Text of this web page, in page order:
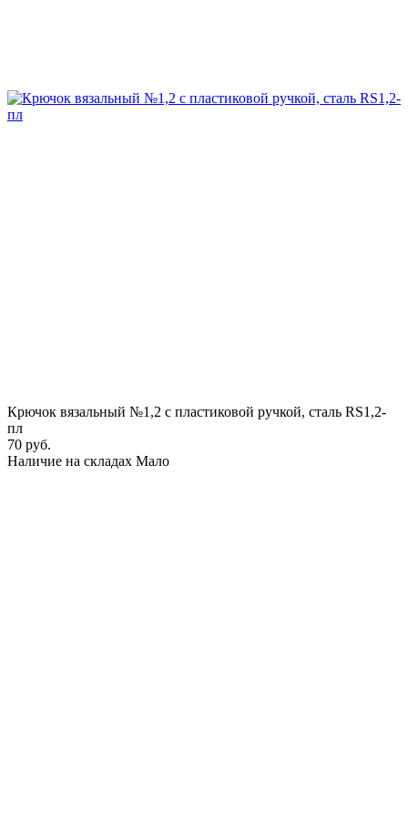
Крючок вязальный №1,2 с пластиковой ручкой, сталь RS1,2-
пл
70 руб.
Наличие на складах Мало